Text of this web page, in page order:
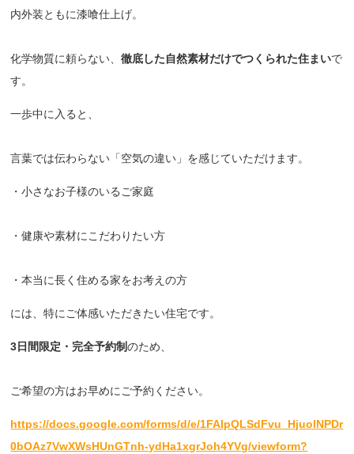
内外装ともに漆喰仕上げ。
化学物質に頼らない、徹底した自然素材だけでつくられた住まいで
す。
一歩中に入ると、
言葉では伝わらない「空気の違い」を感じていただけます。
・小さなお子様のいるご家庭
・健康や素材にこだわりたい方
・本当に長く住める家をお考えの方
には、特にご体感いただきたい住宅です。
3日間限定・完全予約制のため、
ご希望の方はお早めにご予約ください。
https://docs.google.com/forms/d/e/1FAIpQLSdFvu_HjuolNPDr
0bOAz7VwXWsHUnGTnh-ydHa1xgrJoh4YVg/viewform?